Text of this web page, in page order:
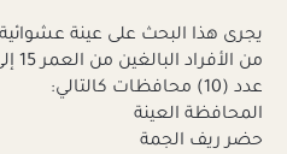
عدد (10) محافظات كالتالي:
المحافظة العينة
حضر ريف الجمة